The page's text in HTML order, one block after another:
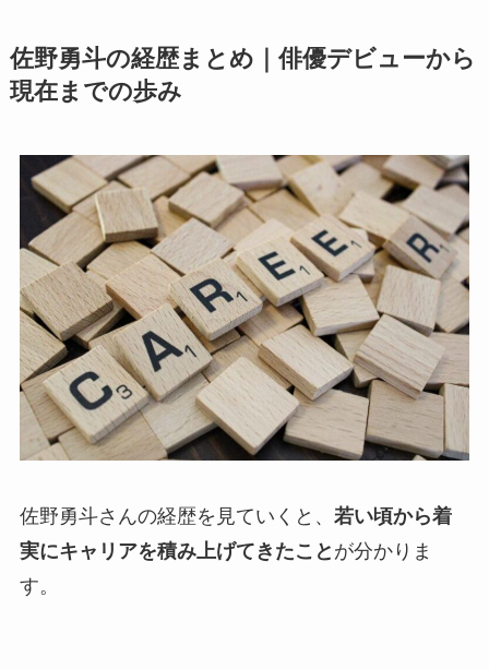
佐野勇斗の経歴まとめ｜俳優デビューから
現在までの歩み
佐野勇斗さんの経歴を見ていくと、 若い頃から着
実にキャリアを積み上げてきたこと が分かりま
す。